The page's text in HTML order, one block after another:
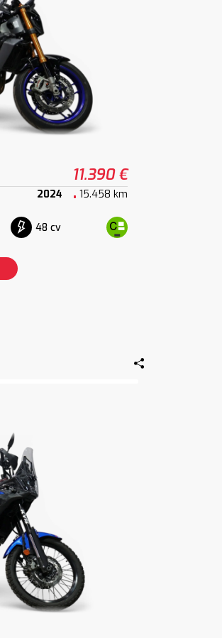
11.390 €
2024 15.458 km
48 cv